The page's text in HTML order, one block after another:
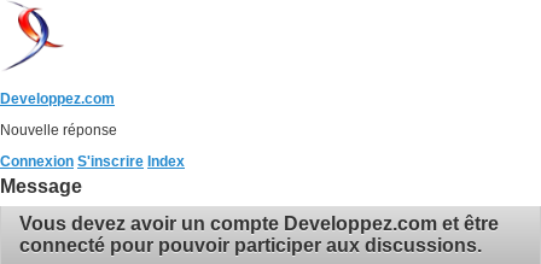
Developpez.com
Nouvelle réponse
Connexion S'inscrire Index
Message
Vous devez avoir un compte Developpez.com et être
connecté pour pouvoir participer aux discussions.